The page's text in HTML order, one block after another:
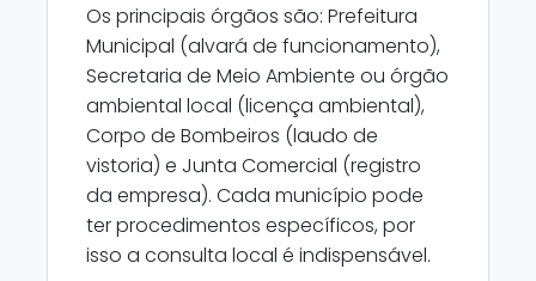
Os principais órgãos são: Prefeitura
Municipal (alvará de funcionamento),
Secretaria de Meio Ambiente ou órgão
ambiental local (licença ambiental),
Corpo de Bombeiros (laudo de
vistoria) e Junta Comercial (registro
da empresa). Cada município pode
ter procedimentos específicos, por
isso a consulta local é indispensável.